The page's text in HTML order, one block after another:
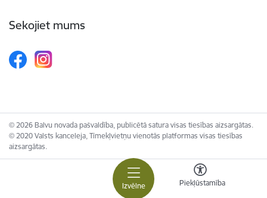
Izvēlne Piekļūstamība
Sekojiet mums
© 2026 Balvu novada pašvaldība, publicētā satura visas tiesības aizsargātas.
© 2020 Valsts kanceleja, Tīmekļvietņu vienotās platformas visas tiesības
aizsargātas.